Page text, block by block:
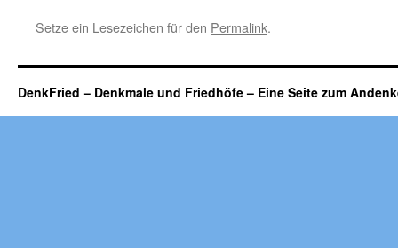
Setze ein Lesezeichen für den Permalink.
DenkFried – Denkmale und Friedhöfe – Eine Seite zum